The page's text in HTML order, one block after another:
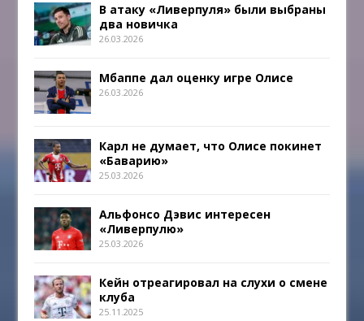
В атаку «Ливерпуля» были выбраны
два новичка
26.03.2026
Мбаппе дал оценку игре Олисе
26.03.2026
Карл не думает, что Олисе покинет
«Баварию»
25.03.2026
Альфонсо Дэвис интересен
«Ливерпулю»
25.03.2026
Кейн отреагировал на слухи о смене
клуба
25.11.2025